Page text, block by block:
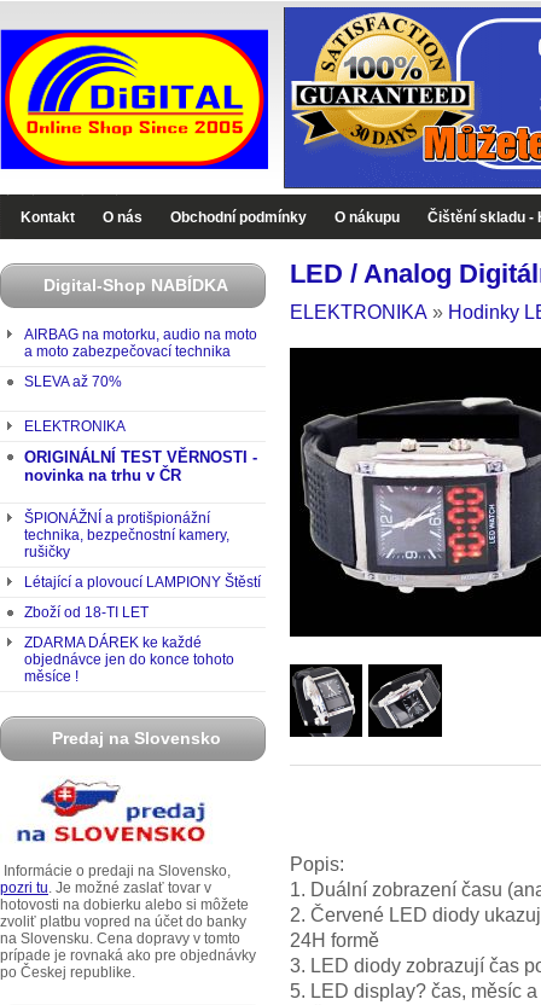
Kontakt O nás Obchodní podmínky O nákupu Čištění skladu -
Digital-Shop NABÍDKA
AIRBAG na motorku, audio na moto
a moto zabezpečovací technika
SLEVA až 70%
ELEKTRONIKA
ORIGINÁLNÍ TEST VĚRNOSTI -
novinka na trhu v ČR
ŠPIONÁŽNÍ a protišpionážní
technika, bezpečnostní kamery,
rušičky
Létající a plovoucí LAMPIONY Štěstí
Zboží od 18-TI LET
ZDARMA DÁREK ke každé
objednávce jen do konce tohoto
měsíce !
Predaj na Slovensko
Informácie o predaji na Slovensko,
pozri tu. Je možné zaslať tovar v
hotovosti na dobierku alebo si môžete
zvoliť platbu vopred na účet do banky
na Slovensku. Cena dopravy v tomto
prípade je rovnaká ako pre objednávky
po Českej republike.
LED / Analog
ELEKTRONIKA » Hodinky
Popis:
1. Duální zobrazení času
2. Červené LED diody
24H formě
3. LED diody zobrazují čas
5. LED display? čas, měsíc